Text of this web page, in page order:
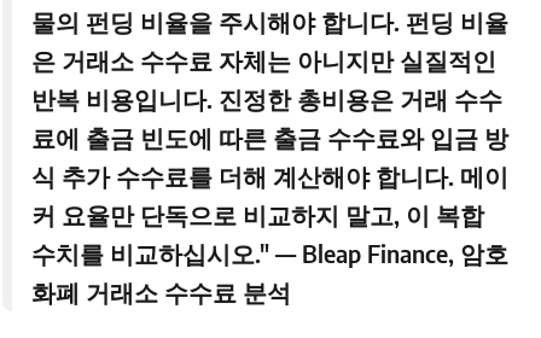
물의 펀딩 비율을 주시해야 합니다. 펀딩 비율
은 거래소 수수료 자체는 아니지만 실질적인
반복 비용입니다. 진정한 총비용은 거래 수수
료에 출금 빈도에 따른 출금 수수료와 입금 방
식 추가 수수료를 더해 계산해야 합니다. 메이
커 요율만 단독으로 비교하지 말고, 이 복합
수치를 비교하십시오." — Bleap Finance, 암호
화폐 거래소 수수료 분석